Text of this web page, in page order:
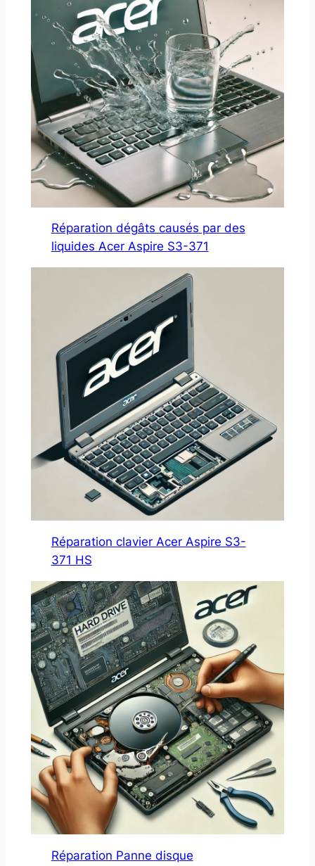
Réparation dégâts causés par des
liquides Acer Aspire S3-371
Réparation clavier Acer Aspire S3-
371 HS
Réparation Panne disque